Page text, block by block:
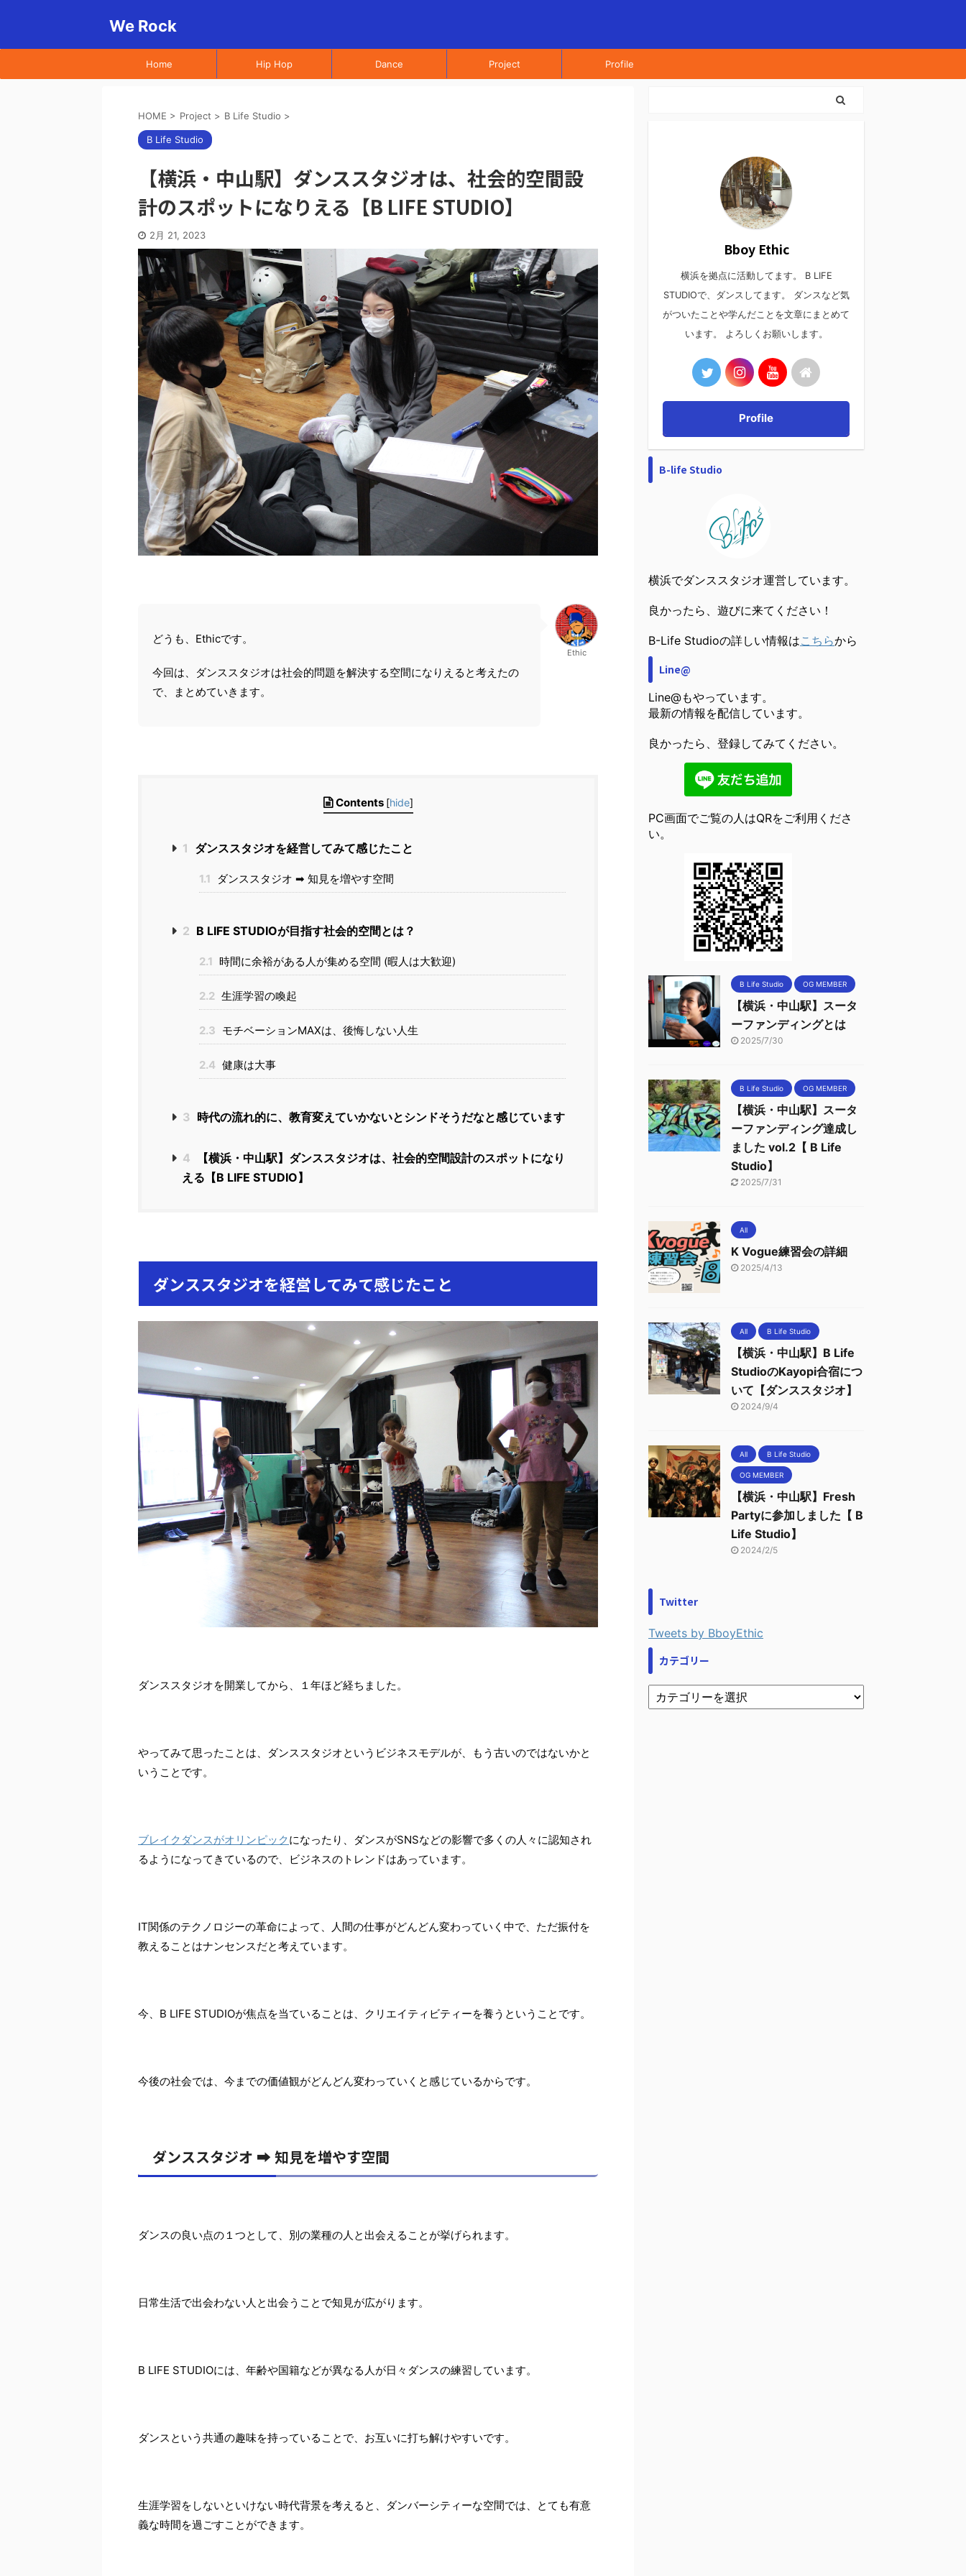
We Rock
Home Hip Hop Dance Project Profile
HOME > Project > B Life Studio >
B Life Studio
【横浜・中山駅】ダンススタジオは、社会的空間設
計のスポットになりえる【B LIFE STUDIO】
2月 21, 2023
どうも、Ethicです。
今回は、ダンススタジオは社会的問題を解決する空間になりえると考えたの
で、まとめていきます。
Ethic
Contents [hide]
1 ダンススタジオを経営してみて感じたこと
1.1 ダンススタジオ ➡︎ 知見を増やす空間
2 B LIFE STUDIOが目指す社会的空間とは？
2.1 時間に余裕がある人が集める空間 (暇人は大歓迎)
2.2 生涯学習の喚起
2.3 モチベーションMAXは、後悔しない人生
2.4 健康は大事
3 時代の流れ的に、教育変えていかないとシンドそうだなと感じています
4
【横浜・中山駅】ダンススタジオは、社会的空間設計のスポットになり
える【B LIFE STUDIO】
ダンススタジオを経営してみて感じたこと
ダンススタジオを開業してから、１年ほど経ちました。
やってみて思ったことは、ダンススタジオというビジネスモデルが、もう古いのではないかと
いうことです。
ブレイクダンスがオリンピックになったり、ダンスがSNSなどの影響で多くの人々に認知され
るようになってきているので、ビジネスのトレンドはあっています。
IT関係のテクノロジーの革命によって、人間の仕事がどんどん変わっていく中で、ただ振付を
教えることはナンセンスだと考えています。
今、B LIFE STUDIOが焦点を当ていることは、クリエイティビティーを養うということです。
今後の社会では、今までの価値観がどんどん変わっていくと感じているからです。
ダンススタジオ ➡︎ 知見を増やす空間
ダンスの良い点の１つとして、別の業種の人と出会えることが挙げられます。
日常生活で出会わない人と出会うことで知見が広がります。
B LIFE STUDIOには、年齢や国籍などが異なる人が日々ダンスの練習しています。
ダンスという共通の趣味を持っていることで、お互いに打ち解けやすいです。
生涯学習をしないといけない時代背景を考えると、ダンバーシティーな空間では、とても有意
義な時間を過ごすことができます。
Bboy Ethic
横浜を拠点に活動してます。 B LIFE
STUDIOで、ダンスしてます。 ダンスなど気
がついたことや学んだことを文章にまとめて
います。 よろしくお願いします。
Profile
B-life Studio
横浜でダンススタジオ運営しています。
良かったら、遊びに来てください！
B-Life Studioの詳しい情報はこちらから
Line@
Line@もやっています。
最新の情報を配信しています。
良かったら、登録してみてください。
PC画面でご覧の人はQRをご利用くださ
い。
B Life Studio OG MEMBER
【横浜・中山駅】スータ
ーファンディングとは
2025/7/30
B Life Studio OG MEMBER
【横浜・中山駅】スータ
ーファンディング達成し
ました vol.2【 B Life
Studio】
2025/7/31
All
K Vogue練習会の詳細
2025/4/13
All B Life Studio
【横浜・中山駅】B Life
StudioのKayopi合宿につ
いて【ダンススタジオ】
2024/9/4
All B Life Studio
OG MEMBER
【横浜・中山駅】Fresh
Partyに参加しました【 B
Life Studio】
2024/2/5
Twitter
Tweets by BboyEthic
カテゴリー